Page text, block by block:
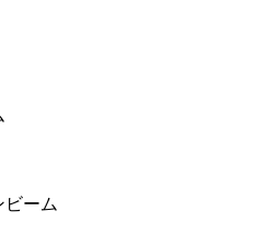
ビーム